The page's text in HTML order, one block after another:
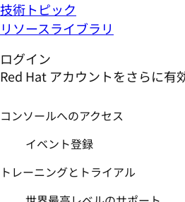
技術トピック
リソースライブラリ
ログイン
Red Hat アカウントをさらに有
コンソールへのアクセス
イベント登録
トレーニングとトライアル